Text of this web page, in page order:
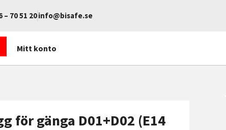
– 70 51 20info@bisafe.se
Mitt konto
för gänga D01+D02 (E14